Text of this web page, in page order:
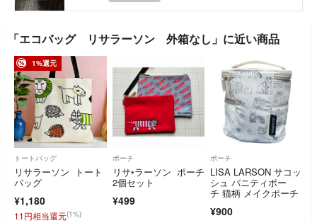
「エコバッグ リサラーソン 外箱なし」に近い商品
1%還元
トートバッグ
リサラーソン トート
バッグ
¥1,180
11円相当還元(1%)
ポーチ
リサ•ラーソン ポーチ
2個セット
¥499
ポーチ
LISA LARSON サコッ
シュ バニティポー
チ 猫柄 メイクポーチ
¥900